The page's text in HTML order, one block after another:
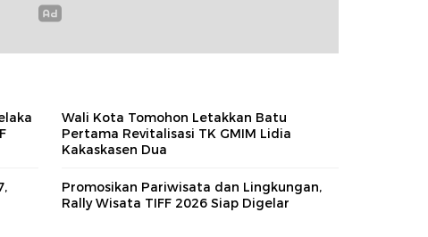
Wali Kota Tomohon Letakkan Batu
Pertama Revitalisasi TK GMIM Lidia
Kakaskasen Dua
Promosikan Pariwisata dan Lingkungan,
Rally Wisata TIFF 2026 Siap Digelar